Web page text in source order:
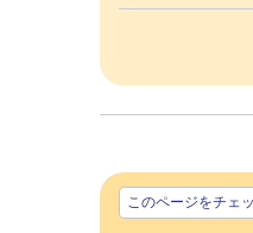
このページをチェ